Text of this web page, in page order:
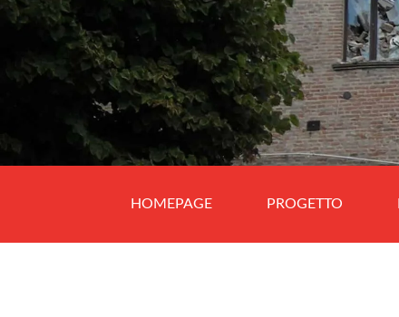
HOMEPAGE PROGETTO